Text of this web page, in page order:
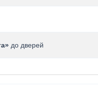
до дверей